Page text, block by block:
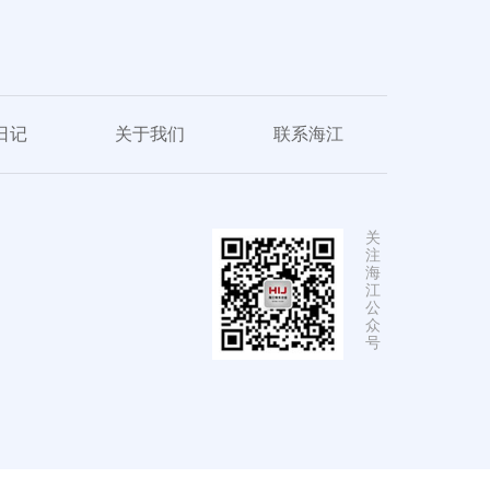
记 关于我们 联系海江
关
注
海
江
公
众
号